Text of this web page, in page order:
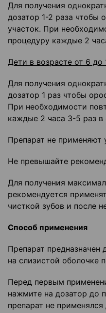
Для получения
дозатор 1-2 раза чтобы
участок. При
процедуру каждые 2
Дети в возрасте от 6 до
Для получения
дозатор 1 раз чтобы
При необходимости
каждые 2 часа 3-5 раз в
Препарат не применяют
Не превышайте
Для получения
рекомендуется
чисткой зубов и после
Способ применения
Препарат предназначен
на слизистой оболочке
Перед первым
нажмите на дозатор до
препарат не